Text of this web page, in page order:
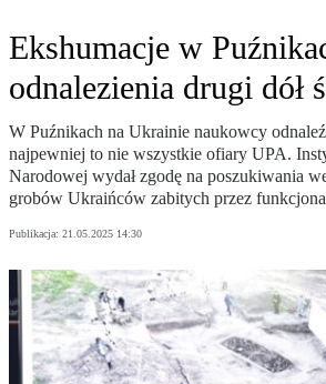
Ekshumacje w
odnalezienia drugi dół
W Puźnikach na Ukrainie naukowcy
najpewniej to nie wszystkie ofiary UPA.
Narodowej wydał zgodę na poszukiwania
grobów Ukraińców zabitych przez
Publikacja: 21.05.2025 14:30